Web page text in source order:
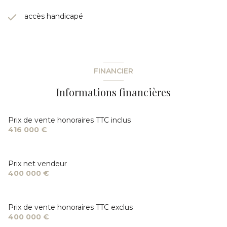
accès handicapé
FINANCIER
Informations financières
Prix de vente honoraires TTC inclus
416 000 €
Prix net vendeur
400 000 €
Prix de vente honoraires TTC exclus
400 000 €